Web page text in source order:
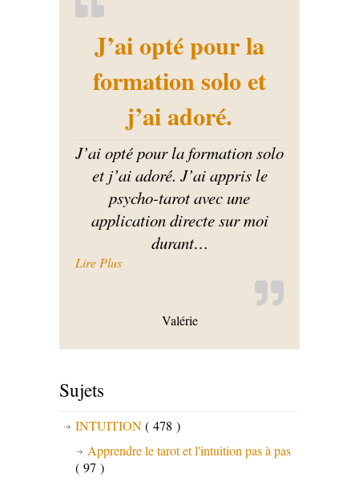
J’ai opté pour la
formation solo et
j’ai adoré.
J’ai opté pour la formation solo
et j’ai adoré. J’ai appris le
psycho-tarot avec une
application directe sur moi
durant…
Lire Plus« J’ai opté pour la formation solo et j’ai
Valérie
Sujets
INTUITION( 478 )
Apprendre le tarot et l'intuition pas à pas
( 97 )